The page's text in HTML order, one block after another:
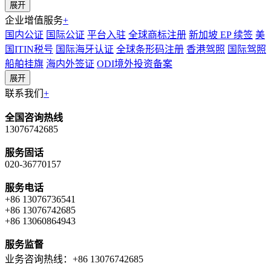
展开
企业增值服务+
国内公证 国际公证 平台入驻 全球商标注册 新加坡 EP 续签 美
国ITIN税号 国际海牙认证 全球条形码注册 香港驾照 国际驾照
船舶挂旗 海内外签证 ODI境外投资备案
展开
联系我们 +
全国咨询热线
13076742685
服务固话
020-36770157
服务电话
+86 13076736541
+86 13076742685
+86 13060864943
服务监督
业务咨询热线：+86 13076742685